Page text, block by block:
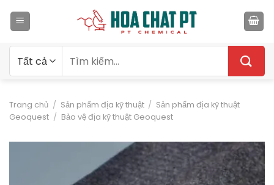
qua
kiếm:
Trang chủ / Sản phẩm địa kỹ thuật / Sản phẩm địa kỹ thuật
Geoquest / Bảo vệ địa kỹ thuật Geoquest